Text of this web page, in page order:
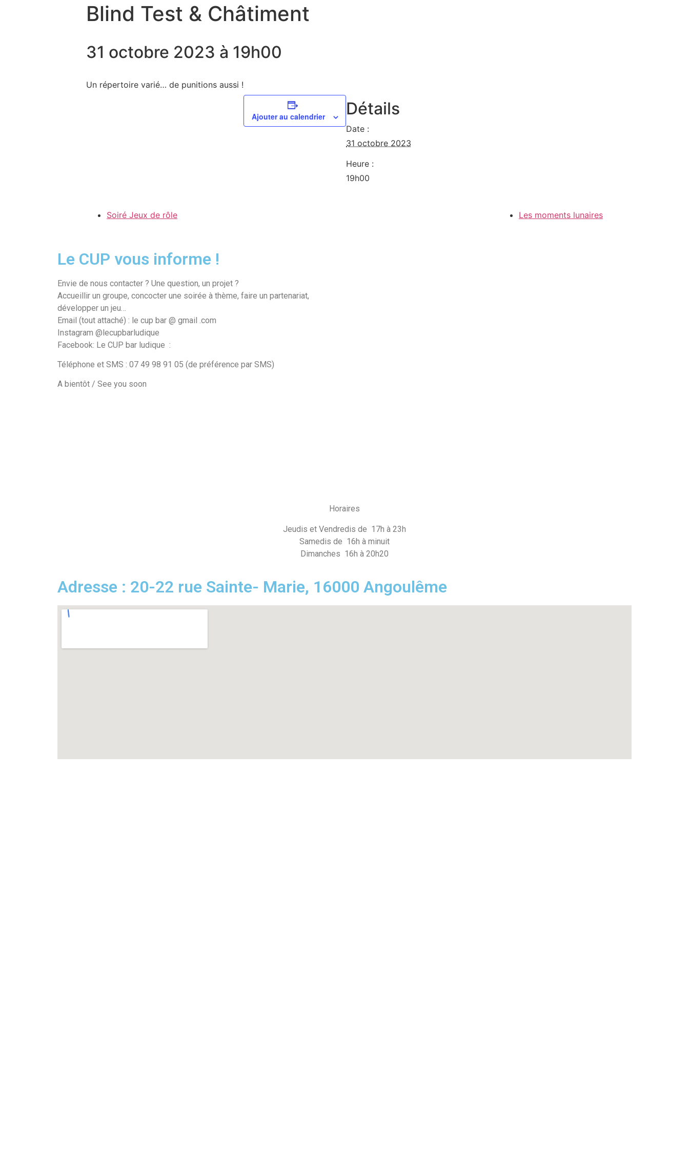
Blind Test & Châtiment
31 octobre 2023 à 19h00
Un répertoire varié… de punitions aussi !
Ajouter au calendrier Détails
Date :
31 octobre 2023
Heure :
19h00
Soiré Jeux de rôle Les moments lunaires
Le CUP vous informe !
Envie de nous contacter ? Une question, un projet ?
Accueillir un groupe, concocter une soirée à thème, faire un partenariat,
développer un jeu…
Email (tout attaché) : le cup bar @ gmail .com
Instagram @lecupbarludique
Facebook: Le CUP bar ludique :
Téléphone et SMS : 07 49 98 91 05 (de préférence par SMS)
A bientôt / See you soon
Horaires
Jeudis et Vendredis de 17h à 23h
Samedis de 16h à minuit
Dimanches 16h à 20h20
Adresse : 20-22 rue Sainte- Marie, 16000 Angoulême